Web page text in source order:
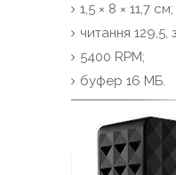
1,5 × 8 × 11,7 см;
читання
5400 RPM;
буфер 16 МБ.